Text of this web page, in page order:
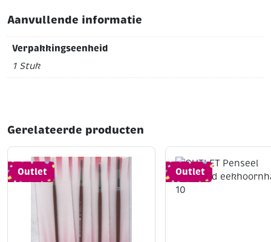
Aanvullende informatie
Verpakkingseenheid
1 Stuk
Gerelateerde producten
Outlet Outlet